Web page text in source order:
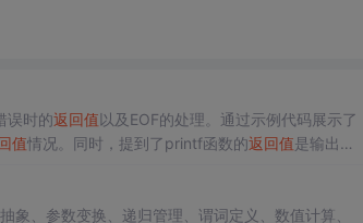
误时的返回值以及EOF的处理。通过示例代码展示了
值情况。同时，提到了printf函数的返回值是输出的
象、参数变换、递归管理、谓词定义、数值计算、